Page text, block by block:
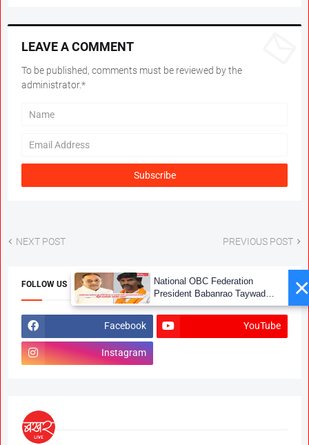
LEAVE A COMMENT
To be published, comments must be reviewed by the
administrator.*
NEXT POST PREVIOUS POST
FOLLOW US
Facebook YouTube
Instagram
×
National OBC Federation
President Babanrao Taywade
Claims Only 27 Kunbi
Certificates Issued in
Marathwada After September 2
GR; Alarming News for Mano